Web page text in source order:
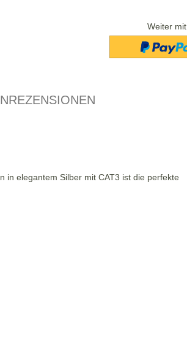
Weiter mit
in elegantem Silber mit CAT3 ist die perfekte